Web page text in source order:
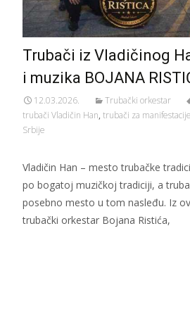
Trubači iz Vladičinog
i muzika BOJANA
12.03.2026. Trubački orkestar
trubači Vladičin Han, trubači za manifestacije
Srbije
Vladičin Han – mesto trubačke
po bogatoj muzičkoj tradiciji, a
posebno mesto u tom nasleđu. Iz
trubački orkestar Bojana Ristića,